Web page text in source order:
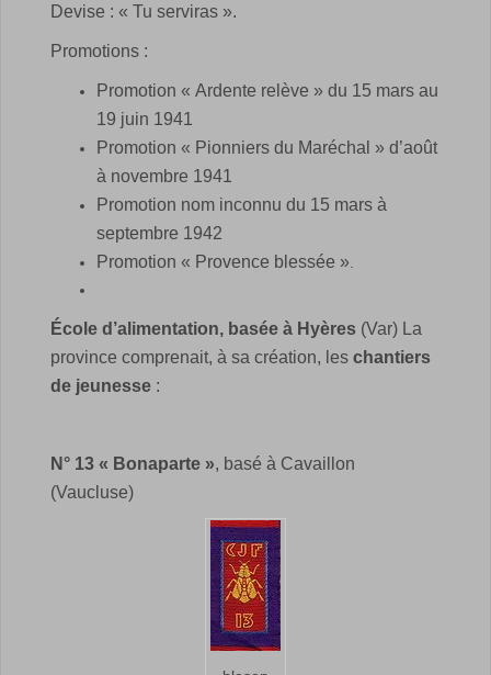
Devise : « Tu serviras ».
Promotions :
Promotion « Ardente relève » du 15 mars au
19 juin 1941
Promotion « Pionniers du Maréchal » d’août
à novembre 1941
Promotion nom inconnu du 15 mars à
septembre 1942
Promotion « Provence blessée ».
École d’alimentation, basée à Hyères (Var) La
province comprenait, à sa création, les chantiers
de jeunesse :
N° 13 « Bonaparte », basé à Cavaillon
(Vaucluse)